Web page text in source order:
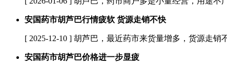
安国药市胡芦巴行情疲软 货源走销不快
[ 2025-12-10 ] 胡芦巴，最近药市来货量增多，货源走销
安国药市胡芦巴价格进一步显疲